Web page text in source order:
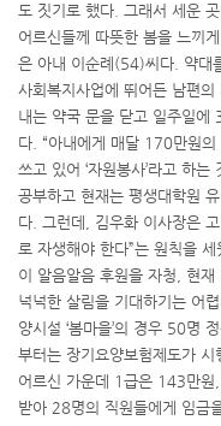
도 짓기로 했다. 그래서 세운
어르신들께 따뜻한 봄을 느끼
은 아내 이순례(54)씨다. 약대
사회복지사업에 뛰어든 남편
내는 약국 문을 닫고 일주일에
다. “아내에게 매달 170만원
쓰고 있어 ‘자원봉사’라고 하
공부하고 현재는 평생대학원
다. 그런데, 김우화 이사장은
로 자생해야 한다”는 원칙을
이 알음알음 후원을 자청, 현
넉넉한 살림을 기대하기는 어
양시설 ‘봄마을’의 경우 50명
부터는 장기요양보험제도가
어르신 가운데 1급은 143만
받아 28명의 직원들에게 임금